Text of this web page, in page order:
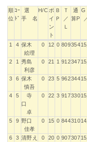
順
位
ｺｰ
ﾄﾞ
選
手 名
H/C ポ
イ
ン
ト
Ｂ
Ｐ
Ｔ
／
Ｌ
通
算P
G
順
ｺｰ
選
手 名
H/C
ポ
ン
Ｂ
Ｔ
Ｌ
通 G
1 4 保木
絵理
0 12 0 809354
2 1
秀島
利彦
0 21 1 912347
3 6 保木
慎吾
0 23 5 962344
4 5
寺
口
卓
0 22 3 917330
5 9 野口
佳孝
0 15 0 844310
6 3 清野え
0 20 0 907307